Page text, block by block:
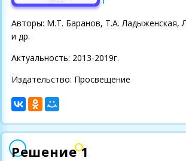
Авторы: М.Т. Баранов, Т.А. Ладыженская,
и др.
Актуальность: 2013-2019г.
Издательство: Просвещение
Решение 1